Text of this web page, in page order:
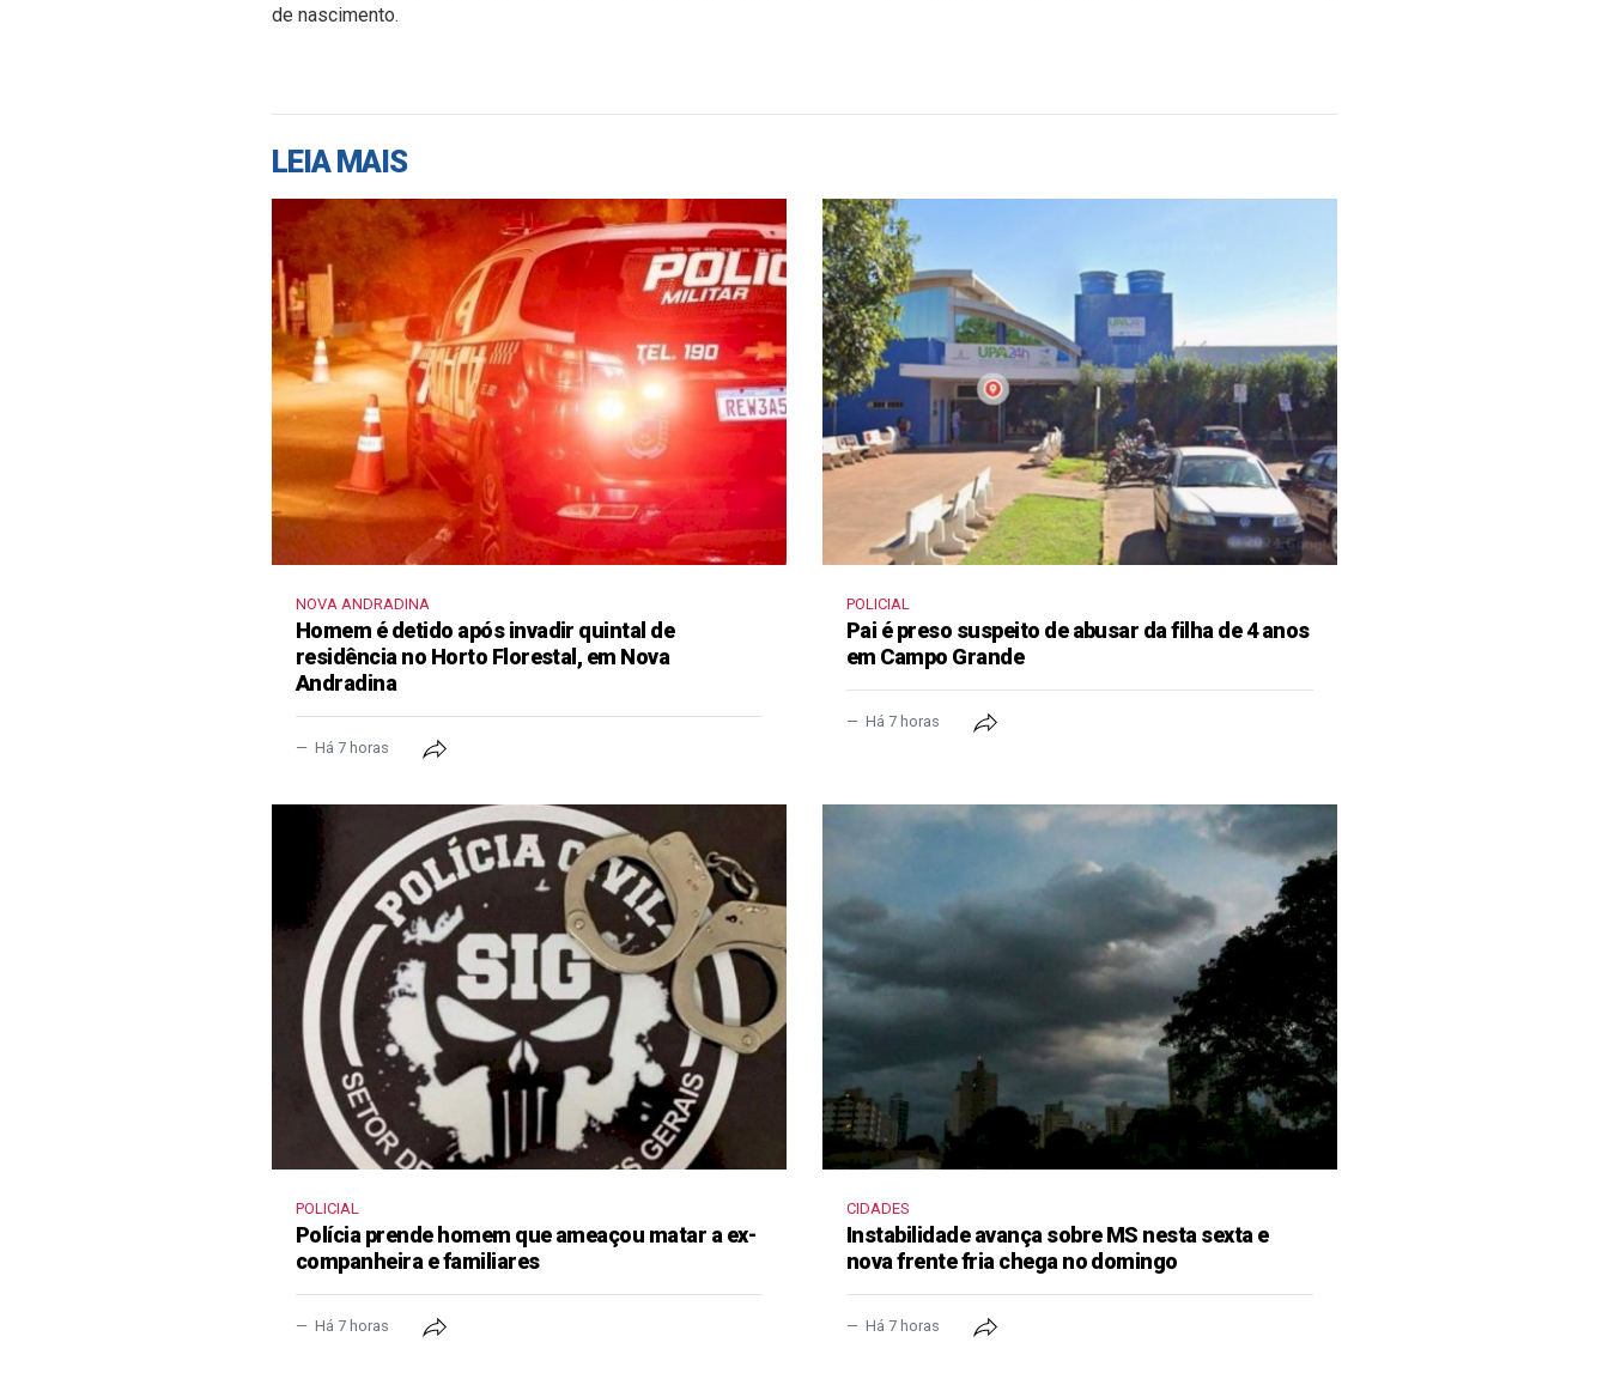
de nascimento.
LEIA MAIS
NOVA ANDRADINA
Homem é detido após invadir quintal de
residência no Horto Florestal, em Nova
Andradina
Há 7 horas
POLICIAL
Pai é preso suspeito de abusar da filha de 4 anos
em Campo Grande
Há 7 horas
POLICIAL
Polícia prende homem que ameaçou matar a ex-
companheira e familiares
Há 7 horas
CIDADES
Instabilidade avança sobre MS nesta sexta e
nova frente fria chega no domingo
Há 7 horas